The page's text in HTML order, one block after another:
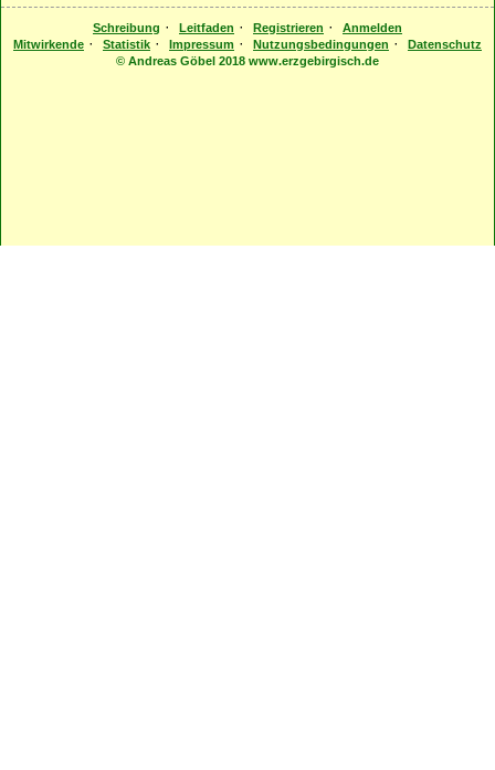
Schreibung · Leitfaden · Registrieren ·
Anmelden
Mitwirkende · Statistik · Impressum · Nutzungsbedingungen ·
Datenschutz
© Andreas Göbel 2018 www.erzgebirgisch.de